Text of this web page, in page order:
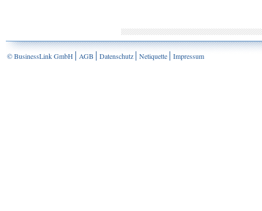
© BusinessLink GmbH AGB Datenschutz Netiquette Impressum